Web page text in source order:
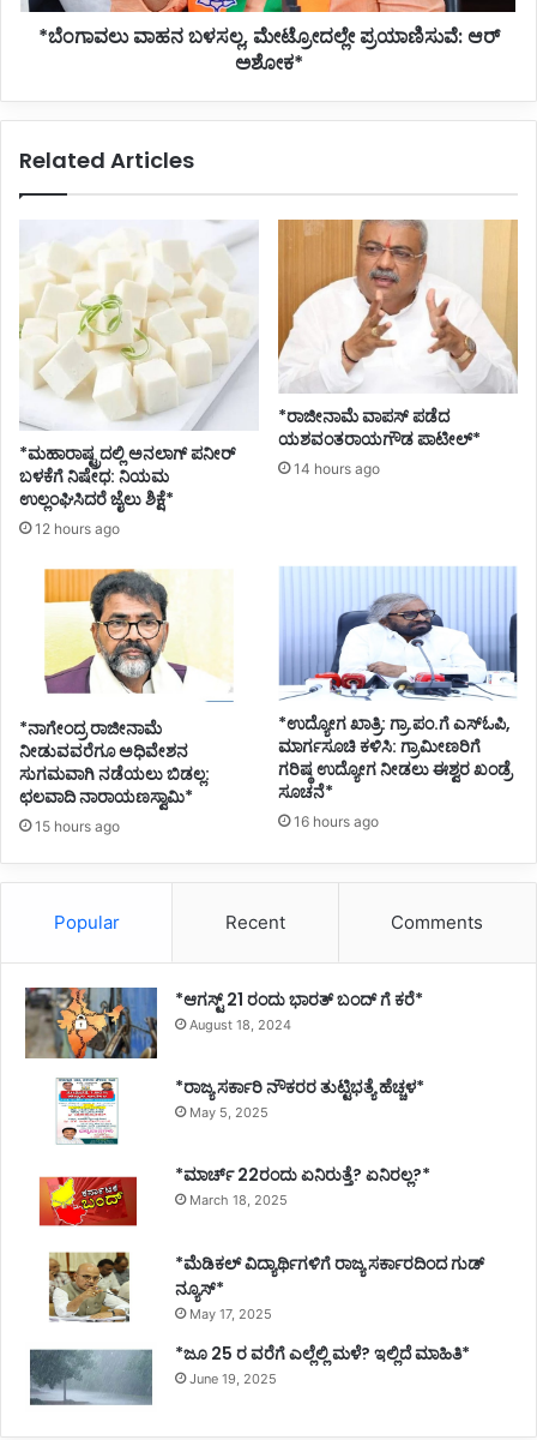
*ಬೆಂಗಾವಲು ವಾಹನ ಬಳಸಲ್ಲ, ಮೇಟ್ರೋದಲ್ಲೇ ಪ್ರಯಾಣಿಸುವೆ: ಆರ್
ಅಶೋಕ*
Related Articles
*ಮಹಾರಾಷ್ಟ್ರದಲ್ಲಿ ಅನಲಾಗ್ ಪನೀರ್
ಬಳಕೆಗೆ ನಿಷೇಧ: ನಿಯಮ
ಉಲ್ಲಂಘಿಸಿದರೆ ಜೈಲು ಶಿಕ್ಷೆ*
12 hours ago
*ರಾಜೀನಾಮೆ ವಾಪಸ್ ಪಡೆದ
ಯಶವಂತರಾಯಗೌಡ ಪಾಟೀಲ್*
14 hours ago
*ನಾಗೇಂದ್ರ ರಾಜೀನಾಮೆ
ನೀಡುವವರೆಗೂ ಅಧಿವೇಶನ
ಸುಗಮವಾಗಿ ನಡೆಯಲು ಬಿಡಲ್ಲ:
ಛಲವಾದಿ ನಾರಾಯಣಸ್ವಾಮಿ*
15 hours ago
*ಉದ್ಯೋಗ ಖಾತ್ರಿ: ಗ್ರಾ.ಪಂ.ಗೆ ಎಸ್ಓಪಿ,
ಮಾರ್ಗಸೂಚಿ ಕಳಿಸಿ: ಗ್ರಾಮೀಣರಿಗೆ
ಗರಿಷ್ಠ ಉದ್ಯೋಗ ನೀಡಲು ಈಶ್ವರ ಖಂಡ್ರೆ
ಸೂಚನೆ*
16 hours ago
Popular Recent Comments
*ಆಗಸ್ಟ್ 21 ರಂದು ಭಾರತ್‌ ಬಂದ್‌ ಗೆ ಕರೆ*
August 18, 2024
*ರಾಜ್ಯ ಸರ್ಕಾರಿ ನೌಕರರ ತುಟ್ಟಿಭತ್ಯೆ ಹೆಚ್ಚಳ*
May 5, 2025
*ಮಾರ್ಚ್ 22ರಂದು ಏನಿರುತ್ತೆ? ಏನಿರಲ್ಲ?*
March 18, 2025
*ಮೆಡಿಕಲ್ ವಿದ್ಯಾರ್ಥಿಗಳಿಗೆ ರಾಜ್ಯ ಸರ್ಕಾರದಿಂದ ಗುಡ್
ನ್ಯೂಸ್*
May 17, 2025
*ಜೂ 25 ರ ವರೆಗೆ ಎಲ್ಲೆಲ್ಲಿ ಮಳೆ? ಇಲ್ಲಿದೆ ಮಾಹಿತಿ*
June 19, 2025